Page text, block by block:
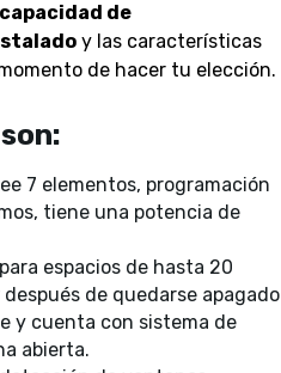
de
y las características
de hacer tu elección.
7 elementos, programación
tiene una potencia de
espacios de hasta 20
de quedarse apagado
y cuenta con sistema de
abierta.